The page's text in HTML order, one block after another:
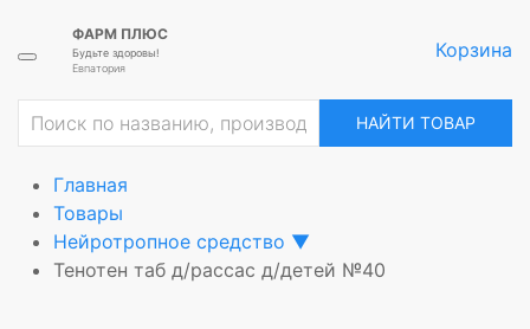
ФАРМ ПЛЮС
Будьте здоровы!
Евпатория
Корзина
НАЙТИ ТОВАР
Главная
Товары
Нейротропное средство ▼
Тенотен таб д/рассас д/детей №40